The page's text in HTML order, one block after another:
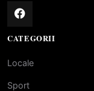
CATEGORII
Locale
Sport